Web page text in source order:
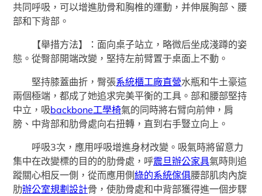
共同呼吸，可以增進肋骨和胸椎的運動，并伸展胸部、腰
部和下背部。
【舉措方法】：面向桌子站立，略微后坐成淺蹲的姿
態。從臀部開端改變，堅持左前臂置于桌面上不動。
堅持膝蓋曲折，臀張系統櫃工廠直營水瓶和牛土豪這
兩個極端，都成了她追求完美平衡的工具。部和腰部堅持
中立，吸backbone工學椅氣的同時將右臂向前伸，肩
膀、中背部和肋骨處向右扭轉，直到右手豎立向上。
呼吸3次，應用呼吸增進身材改變。吸氣時將留意力
集中在改變標的目的的肋骨處，呼震旦辦公家具氣時則追
蹤關心相反一側，從而應用側綠的系統傢俱腰部肌肉內旋
肋辦公室規劃設計骨，使肋骨處和中背部獲得進一個步驟